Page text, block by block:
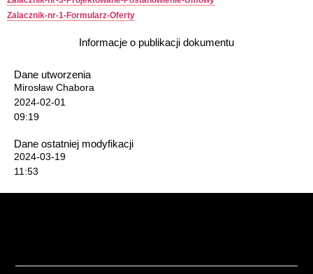
Zalacznik-nr-1-Formularz-Oferty
Informacje o publikacji dokumentu
Dane utworzenia
Mirosław Chabora
2024-02-01
09:19
Dane ostatniej modyfikacji
2024-03-19
11:53